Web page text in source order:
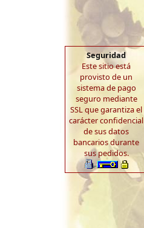
Seguridad
Este sitio está
provisto de un
sistema de pago
seguro mediante
SSL que garantiza el
carácter confidencial
de sus datos
bancarios durante
sus pedidos.